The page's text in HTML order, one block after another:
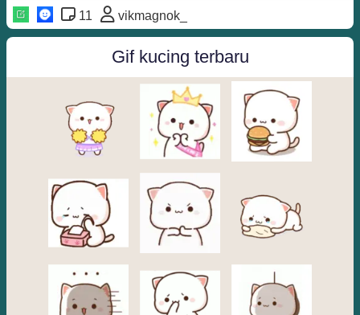
11 vikmagnok_
Gif kucing terbaru